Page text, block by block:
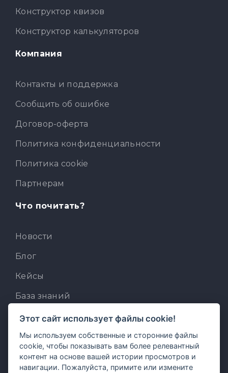
Конструктор квизов
Конструктор калькуляторов
Компания
Контакты и поддержка
Сообщить об ошибке
Договор-оферта
Политика конфиденциальности
Политика cookie
Партнерам
Что почитать?
Новости
Блог
Кейсы
База знаний
Для разработчиков
Встроенный AI-ассистент
MCP для AI-клиентов
Этот сайт использует файлы cookie!
Мы используем собственные и сторонние файлы
cookie, чтобы показывать вам более релевантный
контент на основе вашей истории просмотров и
навигации. Пожалуйста, примите или измените